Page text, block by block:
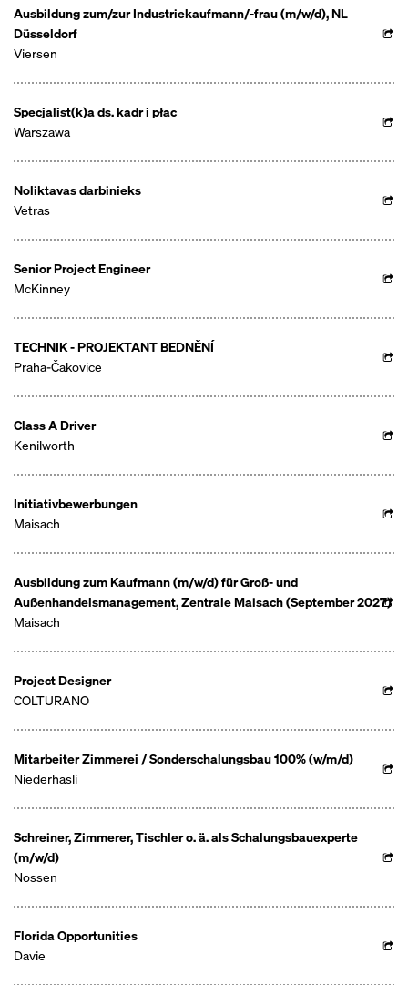
Ausbildung zum/zur Industriekaufmann/-frau (m/w/d), NL
Düsseldorf
Viersen
Specjalist(k)a ds. kadr i płac
Warszawa
Noliktavas darbinieks
Vetras
Senior Project Engineer
McKinney
TECHNIK - PROJEKTANT BEDNĚNÍ
Praha-Čakovice
Class A Driver
Kenilworth
Initiativbewerbungen
Maisach
Ausbildung zum Kaufmann (m/w/d) für Groß- und
Außenhandelsmanagement, Zentrale Maisach (September 2027)
Maisach
Project Designer
COLTURANO
Mitarbeiter Zimmerei / Sonderschalungsbau 100% (w/m/d)
Niederhasli
Schreiner, Zimmerer, Tischler o. ä. als Schalungsbauexperte
(m/w/d)
Nossen
Florida Opportunities
Davie